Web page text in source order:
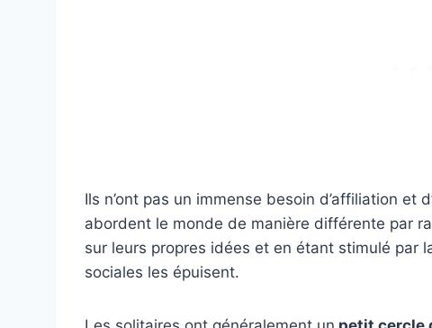
Ils n’ont pas un immense besoin d’affiliation et
abordent le monde de manière différente par
sur leurs propres idées et en étant stimulé par
sociales les épuisent.